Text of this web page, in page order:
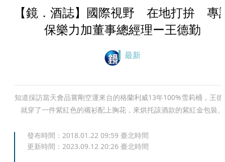
【鏡．酒誌】國際視野 在地打拚 專
保樂力加董事總經理ー王德勤
最新
知道採訪當天會品嘗剛空運來台的格蘭利威13年100%雪莉桶，王
就穿了一件紫紅色的襯衫配上胸花，來烘托該酒款的紫紅金包裝。
發布時間： 2018.01.22 09:59 臺北時間
更新時間： 2023.09.12 20:26 臺北時間